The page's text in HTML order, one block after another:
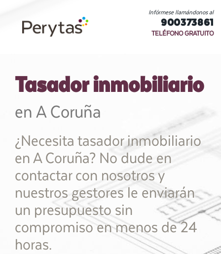
Infórmese llamándonos al
900373861
TELÉFONO GRATUITO
Tasador inmobiliario
en A Coruña
¿Necesita tasador inmobiliario
en A Coruña? No dude en
contactar con nosotros y
nuestros gestores le enviarán
un presupuesto sin
compromiso en menos de 24
horas.